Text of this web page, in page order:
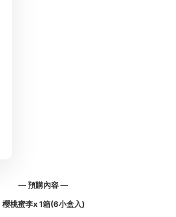
—預購內容—
櫻桃蜜李x 1箱(6小盒入)